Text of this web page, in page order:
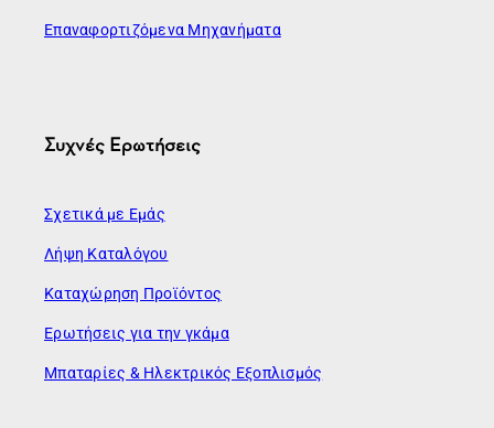
Επαναφορτιζόμενα Μηχανήματα
Συχνές Ερωτήσεις
Σχετικά με Εμάς
Λήψη Καταλόγου
Καταχώρηση Προϊόντος
Ερωτήσεις για την γκάμα
Μπαταρίες & Ηλεκτρικός Εξοπλισμός